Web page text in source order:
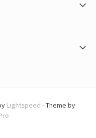
Lightspeed - Theme by